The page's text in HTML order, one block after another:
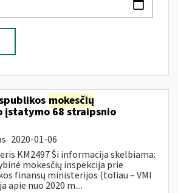
mokesčių
įstatymo 68 straipsnio
2020-01-06
KM2497 Ši informacija skelbiama:
mokesčių inspekcija prie
finansų ministerijos (toliau – VMI
apie nuo 2020 m....